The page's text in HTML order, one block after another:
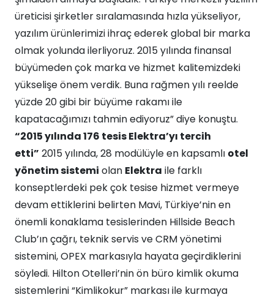
üreticisi şirketler sıralamasında hızla yükseliyor,
yazılım ürünlerimizi ihraç ederek global bir marka
olmak yolunda ilerliyoruz. 2015 yılında finansal
büyümeden çok marka ve hizmet kalitemizdeki
yükselişe önem verdik. Buna rağmen yılı reelde
yüzde 20 gibi bir büyüme rakamı ile
kapatacağımızı tahmin ediyoruz” diye konuştu.
“2015 yılında 176 tesis Elektra’yı tercih
etti” 2015 yılında, 28 modülüyle en kapsamlı otel
yönetim sistemi olan Elektra ile farklı
konseptlerdeki pek çok tesise hizmet vermeye
devam ettiklerini belirten Mavi, Türkiye’nin en
önemli konaklama tesislerinden Hillside Beach
Club’ın çağrı, teknik servis ve CRM yönetimi
sistemini, OPEX markasıyla hayata geçirdiklerini
söyledi. Hilton Otelleri’nin ön büro kimlik okuma
sistemlerini “Kimlikokur” markası ile kurmaya